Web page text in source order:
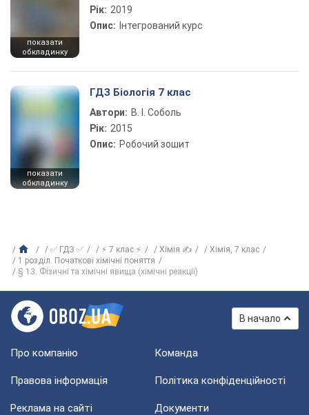
показати
обкладинку
Рік: 2019
Опис: Інтегрований курс
показати
обкладинку
ГДЗ Біологія 7 клас
Автори: В. І. Соболь
Рік: 2015
Опис: Робочий зошит
✅ ГДЗ ✅ ⚡ 7 клас ⚡ Хімія ✍
Хiмiя, 7 клас
1 розділ. Початкові хімічні поняття
§ 13. Фізичні та хімічні явища (хімічні реакції)
В начало
Про компанію Команда
Правова інформація Політика конфіденційності
Реклама на сайті Документи